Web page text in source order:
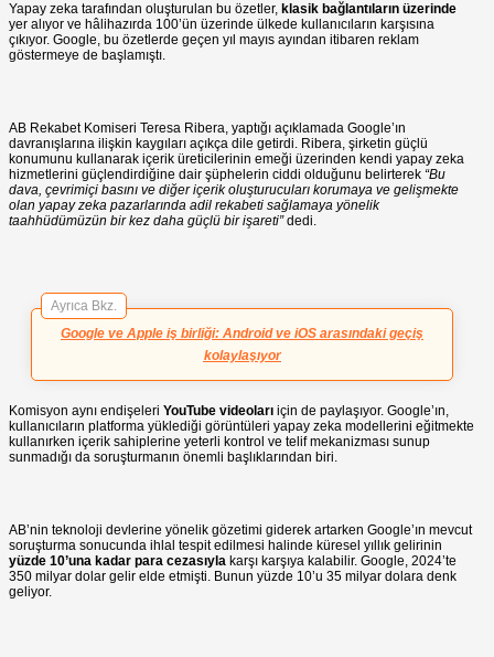
Yapay zeka tarafından oluşturulan bu özetler, klasik bağlantıların üzerinde
yer alıyor ve hâlihazırda 100’ün üzerinde ülkede kullanıcıların karşısına
çıkıyor. Google, bu özetlerde geçen yıl mayıs ayından itibaren reklam
göstermeye de başlamıştı.
AB Rekabet Komiseri Teresa Ribera, yaptığı açıklamada Google’ın
davranışlarına ilişkin kaygıları açıkça dile getirdi. Ribera, şirketin güçlü
konumunu kullanarak içerik üreticilerinin emeği üzerinden kendi yapay zeka
hizmetlerini güçlendirdiğine dair şüphelerin ciddi olduğunu belirterek “Bu
dava, çevrimiçi basını ve diğer içerik oluşturucuları korumaya ve gelişmekte
olan yapay zeka pazarlarında adil rekabeti sağlamaya yönelik
taahhüdümüzün bir kez daha güçlü bir işareti”dedi.
Ayrıca Bkz.
Google ve Apple iş birliği: Android ve iOS arasındaki geçiş
kolaylaşıyor
Komisyon aynı endişeleri YouTube videoları için de paylaşıyor. Google’ın,
kullanıcıların platforma yüklediği görüntüleri yapay zeka modellerini eğitmekte
kullanırken içerik sahiplerine yeterli kontrol ve telif mekanizması sunup
sunmadığı da soruşturmanın önemli başlıklarından biri.
AB’nin teknoloji devlerine yönelik gözetimi giderek artarken Google’ın mevcut
soruşturma sonucunda ihlal tespit edilmesi halinde küresel yıllık gelirinin
yüzde 10’una kadar para cezasıyla karşı karşıya kalabilir. Google, 2024’te
350 milyar dolar gelir elde etmişti. Bunun yüzde 10’u 35 milyar dolara denk
geliyor.